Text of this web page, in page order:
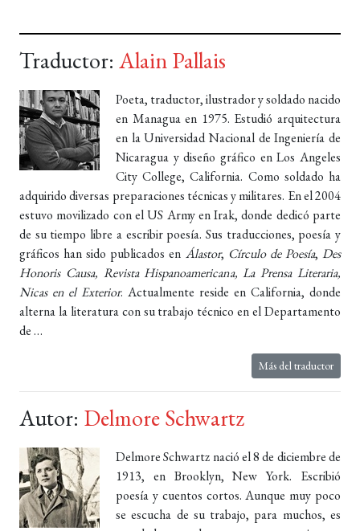
Traductor: Alain Pallais
Poeta, traductor, ilustrador y soldado nacido
en Managua en 1975. Estudió arquitectura
en la Universidad Nacional de Ingeniería de
Nicaragua y diseño gráfico en Los Angeles
City College, California. Como soldado ha
adquirido diversas preparaciones técnicas y militares. En el 2004
estuvo movilizado con el US Army en Irak, donde dedicó parte
de su tiempo libre a escribir poesía. Sus traducciones, poesía y
gráficos han sido publicados en Álastor, Círculo de Poesía,Des
Honoris Causa, Revista Hispanoamericana, La Prensa Literaria,
Nicas en el Exterior. Actualmente reside en California, donde
alterna la literatura con su trabajo técnico en el Departamento
de …
Más del traductor
Autor: Delmore Schwartz
Delmore Schwartz nació el 8 de diciembre de
1913, en Brooklyn, New York. Escribió
poesía y cuentos cortos. Aunque muy poco
se escucha de su trabajo, para muchos, es